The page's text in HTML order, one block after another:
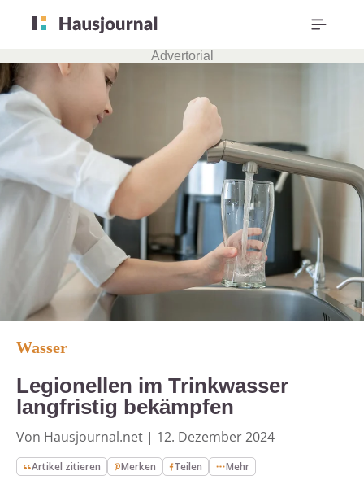
Advertorial
Wasser
Legionellen im Trinkwasser
langfristig bekämpfen
Von Hausjournal.net | 12. Dezember 2024
Artikel zitieren Merken Teilen Mehr